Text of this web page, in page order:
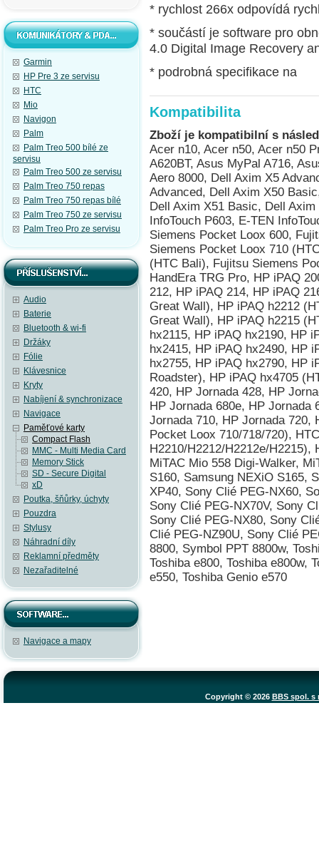
Garmin
HP Pre 3 ze servisu
HTC
Mio
Navigon
Palm
Palm Treo 500 bílé ze
servisu
Palm Treo 500 ze servisu
Palm Treo 750 repas
Palm Treo 750 repas bílé
Palm Treo 750 ze servisu
Palm Treo Pro ze servisu
Audio
Baterie
Bluetooth & wi-fi
Držáky
Fólie
Klávesnice
Kryty
Nabíjení & synchronizace
Navigace
Paměťové karty
Compact Flash
MMC - Multi Media Card
Memory Stick
SD - Secure Digital
xD
Poutka, šňůrky, úchyty
Pouzdra
Stylusy
Náhradní díly
Reklamní předměty
Nezařaditelné
Navigace a mapy
* rychlost 266x odpovídá
* součástí je software pro
4.0 Digital Image Recovery
* podrobná specifikace na
Kompatibilita
Zboží je kompatibilní s
Acer n10, Acer n50, Acer n50
A620BT, Asus MyPal A716,
Aero 8000, Dell Axim X5
Advanced, Dell Axim X50
Dell Axim X51 Basic, Dell
InfoTouch P603, E-TEN
Siemens Pocket Loox 600,
Siemens Pocket Loox 710
(HTC Bali), Fujitsu Siemens
HandEra TRG Pro, HP iPAQ
212, HP iPAQ 214, HP iPAQ
Great Wall), HP iPAQ h2212
Great Wall), HP iPAQ h2215
hx2115, HP iPAQ hx2190, HP
hx2415, HP iPAQ hx2490, HP
hx2755, HP iPAQ hx2790, HP
Roadster), HP iPAQ hx4705
420, HP Jornada 428, HP
HP Jornada 680e, HP Jornada
Jornada 710, HP Jornada 720,
Pocket Loox 710/718/720),
H2210/H2212/H2212e/
MiTAC Mio 558 Digi-Walker,
S160, Samsung NEXiO S165,
XP40, Sony Clié PEG-NX60,
Sony Clié PEG-NX70V, Sony
Sony Clié PEG-NX80, Sony
Clié PEG-NZ90U, Sony Clié
8800, Symbol PPT 8800w,
Toshiba e800, Toshiba e800w,
e550, Toshiba Genio e570
Copyright © 2026 BBS spol. s